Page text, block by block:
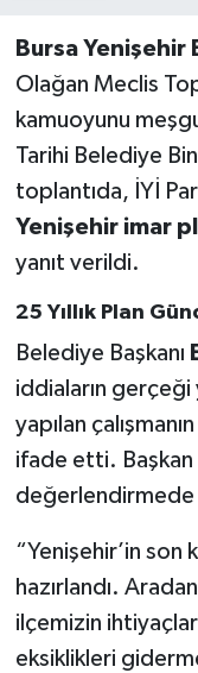
Bursa Yenişehir
Olağan Meclis
kamuoyunu
Tarihi Belediye
toplantıda, İYİ
Yenişehir imar
yanıt verildi.
25 Yıllık Plan
Belediye Başkanı
iddiaların gerçeği
yapılan
ifade etti. Başkan
değerlendirmede
“Yenişehir’in son
hazırlandı.
ilçemizin
eksiklikleri